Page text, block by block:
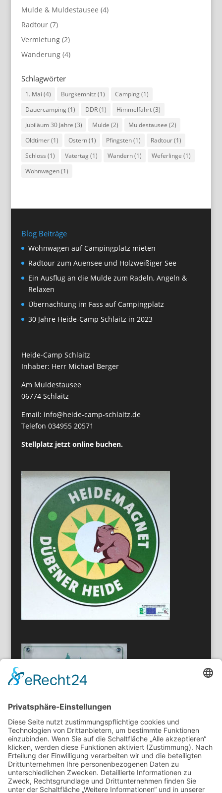
Mulde & Muldestausee (4)
Radtour(7)
Vermietung(2)
Wanderung(4)
Schlagwörter
1. Mai (4) Burgkemnitz (1) Camping(1)
Dauercamping(1) DDR(1) Himmelfahrt(3)
Jubiläum 30 Jahre (3) Mulde (2) Muldestausee (2)
Oldtimer(1) Ostern(1) Pfingsten(1) Radtour(1)
Schloss (1) Vatertag(1) Wandern(1) Weferlinge (1)
Wohnwagen(1)
Blog Beiträge
Wohnwagen auf Campingplatz mieten
Radtour zum Auensee und Holzweißiger See
Ein Ausflug an die Mulde zum Radeln, Angeln &
Relaxen
Übernachtung im Fass auf Campingplatz
30 Jahre Heide-Camp Schlaitz in 2023
Heide-Camp Schlaitz
Inhaber: Herr Michael Berger
Am Muldestausee
06774 Schlaitz
Email: info@heide-camp-schlaitz.de
Telefon 034955 20571
Stellplatz jetzt online buchen.